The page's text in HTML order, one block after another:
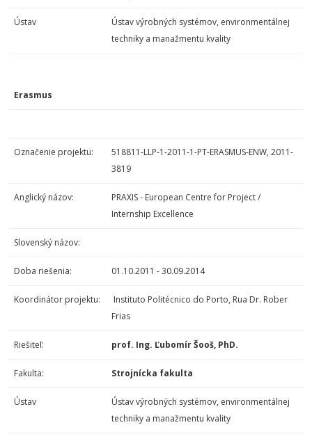
Ústav
Ústav výrobných systémov, environmentálnej
techniky a manažmentu kvality
Erasmus
Označenie projektu:
518811-LLP-1-2011-1-PT-ERASMUS-ENW, 2011-
3819
Anglický názov:
PRAXIS - European Centre for Project /
Internship Excellence
Slovenský názov:
Doba riešenia: 01.10.2011 - 30.09.2014
Koordinátor projektu:
Instituto Politécnico do Porto, Rua Dr. Rober
Frias
Riešiteľ: prof. Ing. Ľubomír Šooš, PhD.
Fakulta: Strojnícka fakulta
Ústav
Ústav výrobných systémov, environmentálnej
techniky a manažmentu kvality